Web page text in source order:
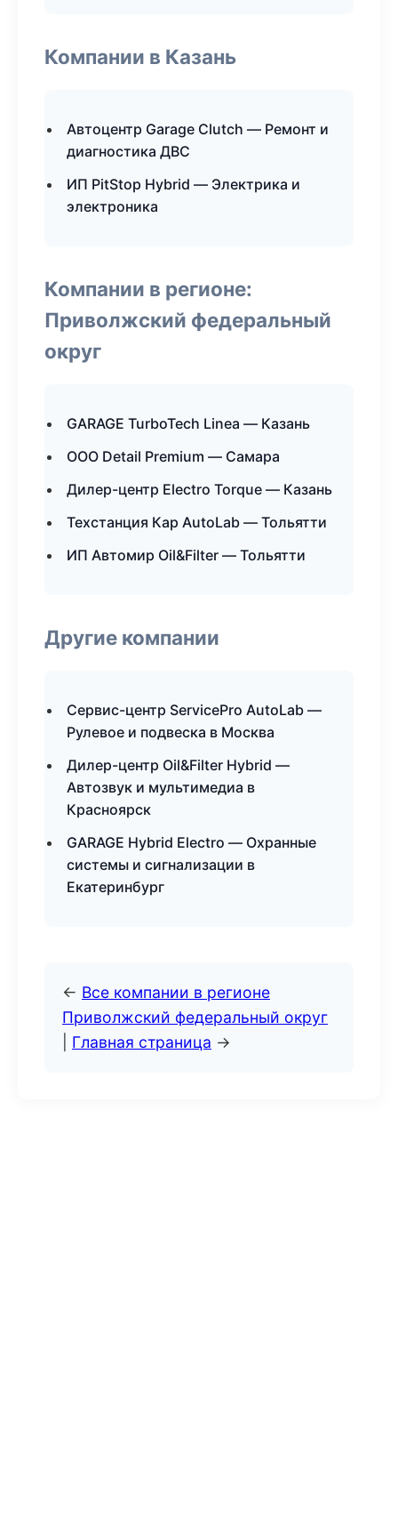
Компании в Казань
Автоцентр Garage Clutch — Ремонт и
диагностика ДВС
ИП PitStop Hybrid — Электрика и
электроника
Компании в регионе:
Приволжский федеральный
округ
GARAGE TurboTech Linea — Казань
ООО Detail Premium — Самара
Дилер-центр Electro Torque — Казань
Техстанция Кар AutoLab — Тольятти
ИП Автомир Oil&Filter — Тольятти
Другие компании
Сервис-центр ServicePro AutoLab —
Рулевое и подвеска в Москва
Дилер-центр Oil&Filter Hybrid —
Автозвук и мультимедиа в
Красноярск
GARAGE Hybrid Electro — Охранные
системы и сигнализации в
Екатеринбург
← Все компании в регионе
Приволжский федеральный округ
Главная страница →